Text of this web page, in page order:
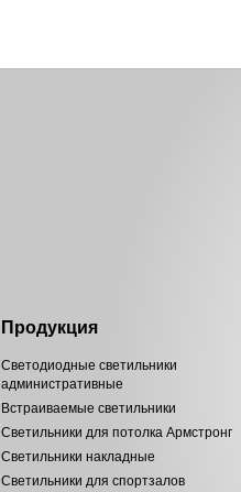
Продукция
Светодиодные светильники
административные
Встраиваемые светильники
Светильники для потолка Армстронг
Светильники накладные
Светильники для спортзалов